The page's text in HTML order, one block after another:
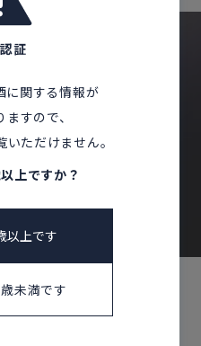
US
わせ
証
に関する情報が
すので、
ただけません。
上ですか？
以上です
未満です